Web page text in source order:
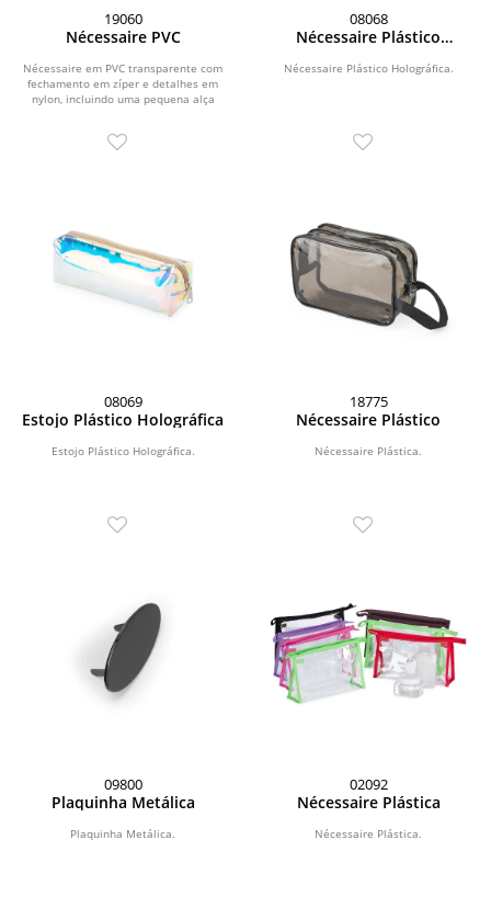
19060
Nécessaire PVC
Nécessaire em PVC transparente com
fechamento em zíper e detalhes em
nylon, incluindo uma pequena alça
08068
Nécessaire Plástico
Nécessaire Plástico Holográfica.
08069
Estojo Plástico Holográfica
Estojo Plástico Holográfica.
18775
Nécessaire Plástico
Nécessaire Plástica.
09800
Plaquinha Metálica
Plaquinha Metálica.
02092
Nécessaire Plástica
Nécessaire Plástica.